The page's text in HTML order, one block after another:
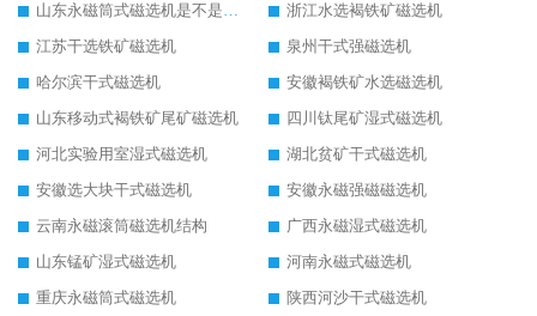
山东永磁筒式磁选机是不是强磁
浙江水选褐铁矿磁选机
江苏干选铁矿磁选机
泉州干式强磁选机
哈尔滨干式磁选机
安徽褐铁矿水选磁选机
山东移动式褐铁矿尾矿磁选机
四川钛尾矿湿式磁选机
河北实验用室湿式磁选机
湖北贫矿干式磁选机
安徽选大块干式磁选机
安徽永磁强磁磁选机
云南永磁滚筒磁选机结构
广西永磁湿式磁选机
山东锰矿湿式磁选机
河南永磁式磁选机
重庆永磁筒式磁选机
陕西河沙干式磁选机